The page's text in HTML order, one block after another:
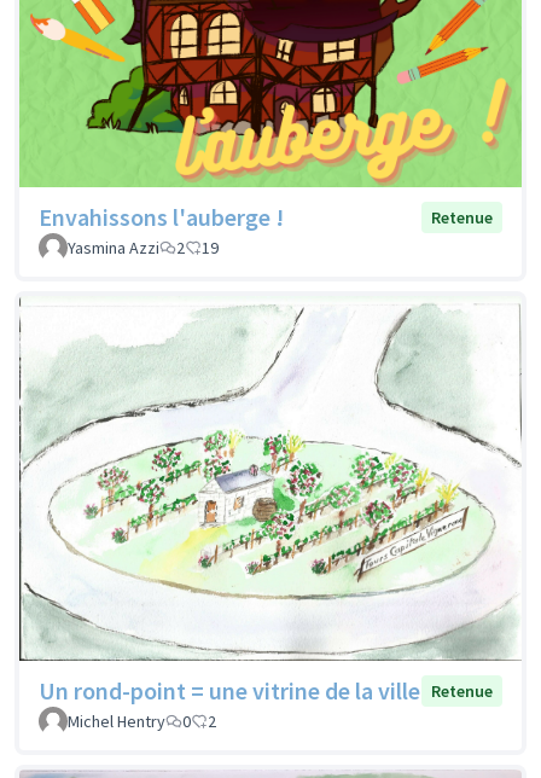
Envahissons l'auberge !
Retenue
Yasmina Azzi
2 19
Un rond-point = une vitrine de la ville Retenue
Michel Hentry
0 2